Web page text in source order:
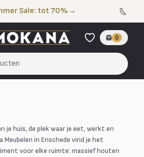
Sale: tot 70% →
0
je huis, de plek waar je eet, werkt en
Meubelen in Enschede vind je het
voor elke ruimte: massief houten